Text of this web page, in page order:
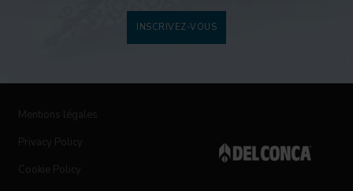
INSCRIVEZ-VOUS
Mentions légales
Privacy Policy
Cookie Policy